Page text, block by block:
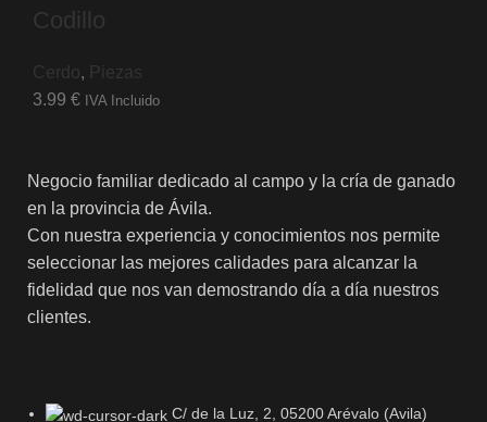
Codillo
Cerdo, Piezas
3.99 € IVA Incluido
Negocio familiar dedicado al campo y la cría de ganado
en la provincia de Ávila.
Con nuestra experiencia y conocimientos nos permite
seleccionar las mejores calidades para alcanzar la
fidelidad que nos van demostrando día a día nuestros
clientes.
C/ de la Luz, 2, 05200 Arévalo (Avila)